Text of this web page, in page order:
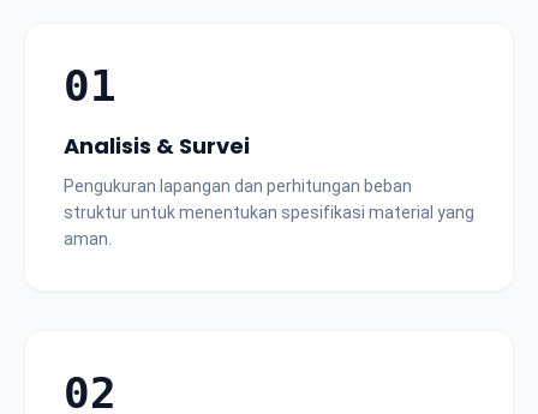
01
Analisis & Survei
Pengukuran lapangan dan perhitungan beban
struktur untuk menentukan spesifikasi material yang
aman.
02